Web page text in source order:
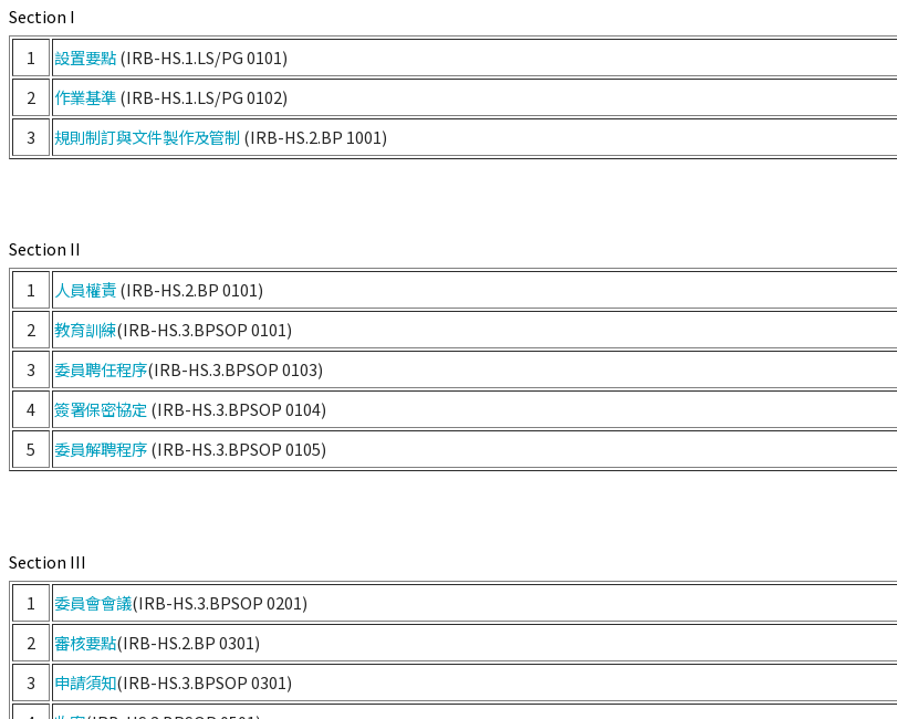
Section I
1
設置要點(IRB-HS.1.LS/PG 0101)
2
作業基準(IRB-HS.1.LS/PG 0102)
3
規則制訂與文件製作及管制 (IRB-HS.2.BP 1001)
Section II
1
人員權責(IRB-HS.2.BP 0101)
2
教育訓練(IRB-HS.3.BPSOP 0101)
3
委員聘任程序(IRB-HS.3.BPSOP 0103)
4
簽署保密協定 (IRB-HS.3.BPSOP 0104)
5
委員解聘程序(IRB-HS.3.BPSOP 0105)
Section III
1
委員會會議(IRB-HS.3.BPSOP 0201)
2
審核要點(IRB-HS.2.BP 0301)
3
申請須知(IRB-HS.3.BPSOP 0301)